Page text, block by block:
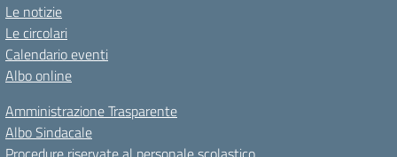
Le notizie
Le circolari
Calendario eventi
Albo online
Amministrazione Trasparente
Albo Sindacale